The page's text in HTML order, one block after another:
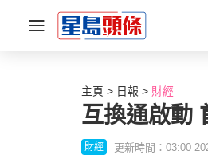
主頁 日報 財經
互換通啟動
財經 更新時間：03:00